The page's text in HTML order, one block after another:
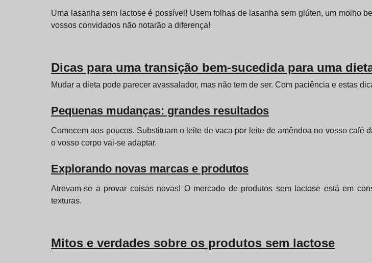
Uma lasanha sem lactose é possível! Usem folhas de lasanha sem glúten, um molho
vossos convidados não notarão a diferença!
Dicas para uma transição bem-sucedida para uma
Mudar a dieta pode parecer avassalador, mas não tem de ser. Com paciência e estas
Pequenas mudanças: grandes resultados
Comecem aos poucos. Substituam o leite de vaca por leite de amêndoa no vosso café
o vosso corpo vai-se adaptar.
Explorando novas marcas e produtos
Atrevam-se a provar coisas novas! O mercado de produtos sem lactose está em
texturas.
Mitos e verdades sobre os produtos sem lactose